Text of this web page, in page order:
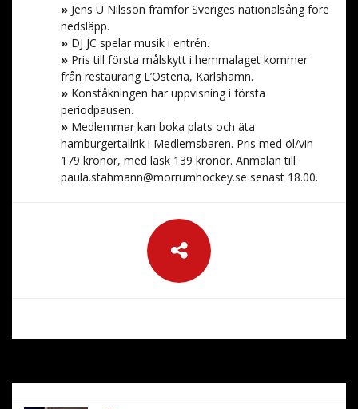
»Jens U Nilsson framför Sveriges nationalsång före
nedsläpp.
» DJ JC spelar musik i entrén.
» Pris till första målskytt i hemmalaget kommer
från restaurang L’Osteria, Karlshamn.
» Konståkningen har uppvisning i första
periodpausen.
» Medlemmar kan boka plats och äta
hamburgertallrik i Medlemsbaren. Pris med öl/vin
179 kronor, med läsk 139 kronor. Anmälan till
paula.stahmann@morrumhockey.se senast 18.00.